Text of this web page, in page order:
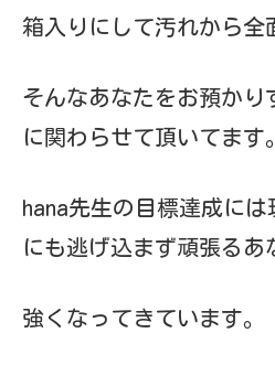
箱入りにして汚れから全
そんなあなたをお預かり
に関わらせて頂いてます。
hana先生の目標達成に
にも逃げ込まず頑張るあ
強くなってきています。